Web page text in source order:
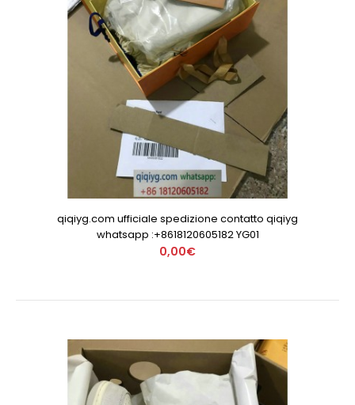
qiqiyg.com ufficiale spedizione contatto qiqiyg
whatsapp :+8618120605182 YG01
0,00€